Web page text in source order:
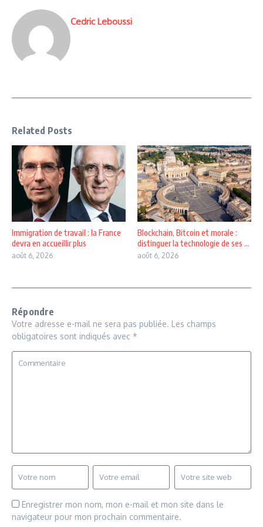
Cedric Leboussi
Related Posts
Immigration de travail : la France
devra en accueillir plus
août 6, 2026
Blockchain, Bitcoin et morale :
distinguer la technologie de ses ...
août 6, 2026
Répondre
Votre adresse e-mail ne sera pas publiée. Les champs
obligatoires sont indiqués avec *
Enregistrer mon nom, mon e-mail et mon site dans le
navigateur pour mon prochain commentaire.